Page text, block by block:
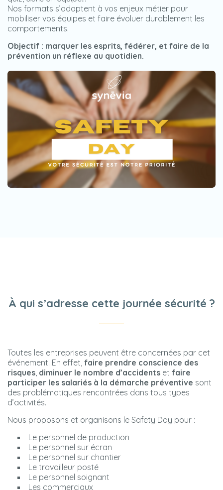
Nos formats s’adaptent à vos enjeux métier pour
mobiliser vos équipes et faire évoluer durablement les
comportements.
Objectif : marquer les esprits, fédérer, et faire de la
prévention un réflexe au quotidien.
À qui s’adresse cette journée sécurité ?
Toutes les entreprises peuvent être concernées par cet
événement. En effet, faire prendre conscience des
risques, diminuer le nombre d’accidents et faire
participer les salariés à la démarche préventive sont
des problématiques rencontrées dans tous types
d’activités.
Nous proposons et organisons le Safety Day pour :
Le personnel de production
Le personnel sur écran
Le personnel sur chantier
Le travailleur posté
Le personnel soignant
Les commerciaux